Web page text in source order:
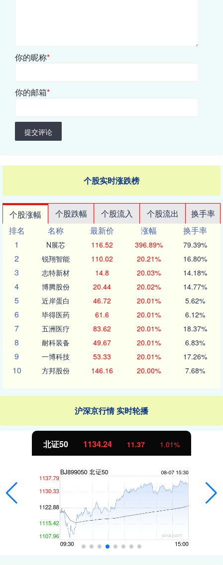
你的昵称*
你的邮箱*
提交评论
个股实时涨跌榜
个股涨幅 个股跌幅 个股流入 个股流出
换手率
排名
名称 最新价 涨幅
换手率
1
N展芯 116.52 396.89% 79.39%
2 锐翔智能 110.02 20.21% 16.80%
3 志特新材 14.8 20.03% 14.18%
4 博腾股份 20.44 20.02% 14.77%
5 近岸蛋白 46.72 20.01% 5.62%
6 毕得医药 61.6 20.01% 6.12%
7 五洲医疗 83.62 20.01% 18.37%
8 耐科装备 49.67 20.01% 6.83%
9 一博科技 53.33 20.01% 17.26%
10 方邦股份 146.16 20.00% 7.68%
沪深京行情 实时轮播
北证50 1134.24 11.37 1.01%